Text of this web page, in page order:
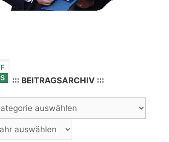
::: BEITRAGSARCHIV :::